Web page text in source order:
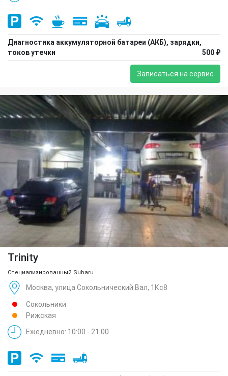
Диагностика аккумуляторной батареи (АКБ), зарядки,
токов утечки
500 ₽
Записаться на сервис
Trinity
Специализированный Subaru
Москва, улица Сокольнический Вал, 1Кс8
Сокольники
Рижская
Ежедневно: 10:00 - 21:00